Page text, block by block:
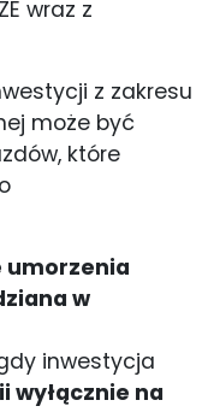
wraz z
z zakresu
może być
które
umorzenia
w
inwestycja
wyłącznie na